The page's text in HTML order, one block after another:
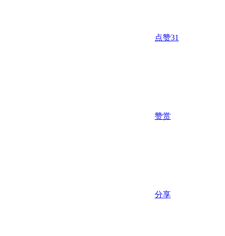
点赞31
赞赏
分享